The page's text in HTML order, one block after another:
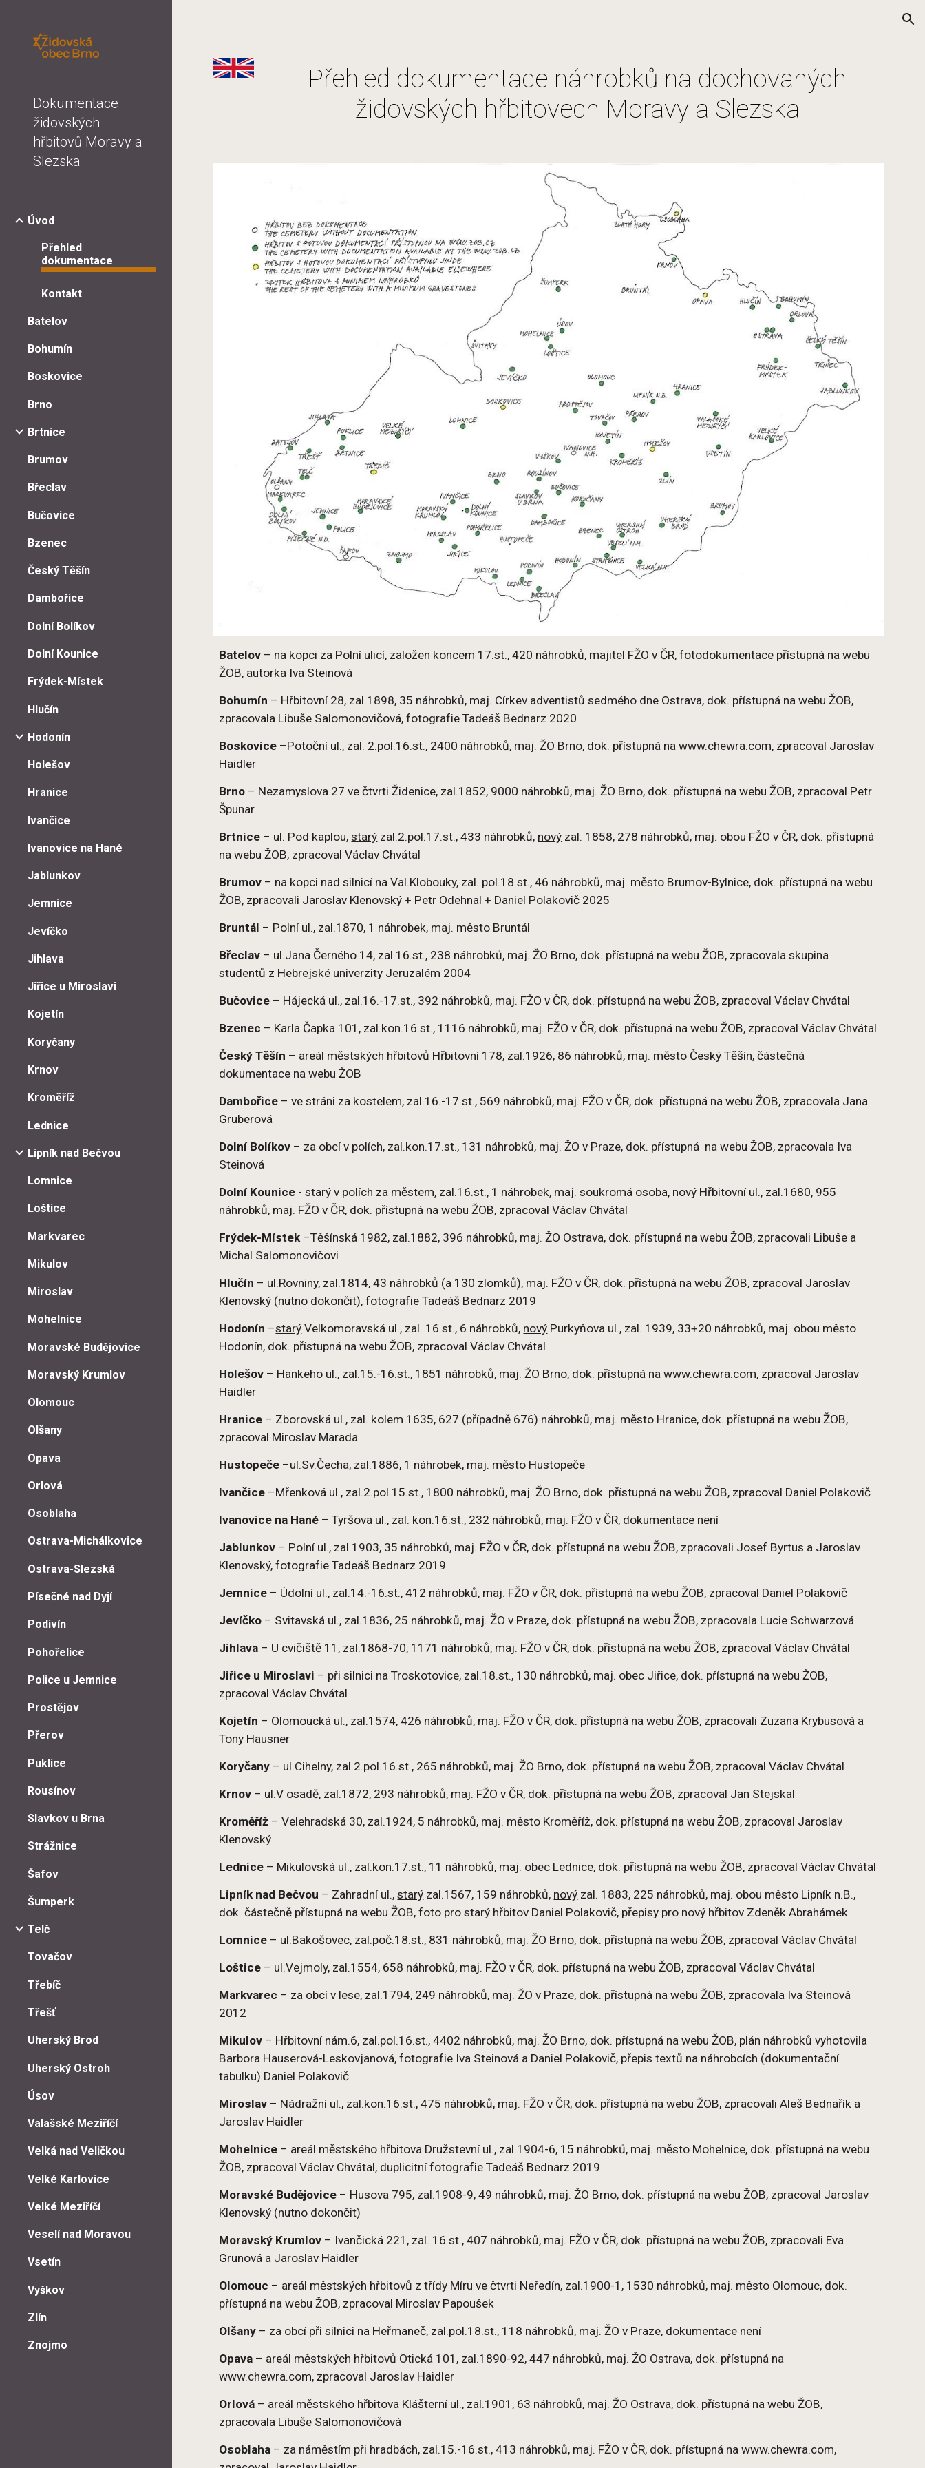
Dokumentace
židovských
hřbitovů Moravy a
Slezska
Úvod
Přehled
dokumentace
Kontakt
Batelov
Bohumín
Boskovice
Brno
Brtnice
Brumov
Břeclav
Bučovice
Bzenec
Český Těšín
Dambořice
Dolní Bolíkov
Dolní Kounice
Frýdek-Místek
Hlučín
Hodonín
Holešov
Hranice
Ivančice
Ivanovice na Hané
Jablunkov
Jemnice
Jevíčko
Jihlava
Jiřice u Miroslavi
Kojetín
Koryčany
Krnov
Kroměříž
Lednice
Lipník nad Bečvou
Lomnice
Loštice
Markvarec
Mikulov
Miroslav
Mohelnice
Moravské Budějovice
Moravský Krumlov
Olomouc
Olšany
Opava
Orlová
Osoblaha
Ostrava-Michálkovice
Ostrava-Slezská
Písečné nad Dyjí
Podivín
Pohořelice
Police u Jemnice
Prostějov
Přerov
Puklice
Rousínov
Slavkov u Brna
Strážnice
Šafov
Šumperk
Telč
Tovačov
Třebíč
Třešť
Uherský Brod
Uherský Ostroh
Úsov
Valašské Meziříčí
Velká nad Veličkou
Velké Karlovice
Velké Meziříčí
Veselí nad Moravou
Vsetín
Vyškov
Zlín
Znojmo
Přehled dokumentace náhrobků na dochovaných
židovských hřbitovech Moravy a Slezska
Batelov – na kopci za Polní ulicí, založen koncem 17.st., 420 náhrobků, majitel FŽO v ČR, fotodokumentace přístupná na webu
ŽOB, autorka Iva Steinová
Bohumín – Hřbitovní 28, zal.1898, 35 náhrobků, maj. Církev adventistů sedmého dne Ostrava, dok. přístupná na webu ŽOB,
zpracovala Libuše Salomonovičová, fotografie Tadeáš Bednarz 2020
Boskovice –Potoční ul., zal. 2.pol.16.st., 2400 náhrobků, maj. ŽO Brno, dok. přístupná na www.chewra.com, zpracoval Jaroslav
Haidler
Brno – Nezamyslova 27 ve čtvrti Židenice, zal.1852, 9000 náhrobků, maj. ŽO Brno, dok. přístupná na webu ŽOB, zpracoval Petr
Špunar
Brtnice – ul. Pod kaplou,starý zal.2.pol.17.st., 433 náhrobků, nový zal. 1858, 278 náhrobků, maj. obou FŽO v ČR, dok. přístupná
na webu ŽOB, zpracoval Václav Chvátal
Brumov – na kopci nad silnicí na Val.Klobouky, zal. pol.18.st., 46 náhrobků, maj. město Brumov-Bylnice, dok. přístupná na webu
ŽOB, zpracovali Jaroslav Klenovský + Petr Odehnal + Daniel Polakovič 2025
Bruntál – Polní ul., zal.1870, 1 náhrobek, maj. město Bruntál
Břeclav – ul.Jana Černého 14, zal.16.st., 238 náhrobků, maj. ŽO Brno, dok. přístupná na webu ŽOB, zpracovala skupina
studentů z Hebrejské univerzity Jeruzalém 2004
Bučovice – Hájecká ul., zal.16.-17.st., 392 náhrobků, maj. FŽO v ČR, dok. přístupná na webu ŽOB, zpracoval Václav Chvátal
Bzenec – Karla Čapka 101, zal.kon.16.st., 1116 náhrobků, maj. FŽO v ČR, dok. přístupná na webu ŽOB, zpracoval Václav Chvátal
Český Těšín – areál městských hřbitovů Hřbitovní 178, zal.1926, 86 náhrobků, maj. město Český Těšín, částečná
dokumentace na webu ŽOB
Dambořice – ve stráni za kostelem, zal.16.-17.st., 569 náhrobků, maj. FŽO v ČR, dok. přístupná na webu ŽOB, zpracovala Jana
Gruberová
Dolní Bolíkov – za obcí v polích, zal.kon.17.st., 131 náhrobků, maj. ŽO v Praze, dok. přístupná na webu ŽOB, zpracovala Iva
Steinová
Dolní Kounice - starý v polích za městem, zal.16.st., 1 náhrobek, maj. soukromá osoba, nový Hřbitovní ul., zal.1680, 955
náhrobků, maj. FŽO v ČR, dok. přístupná na webu ŽOB, zpracoval Václav Chvátal
Frýdek-Místek –Těšínská 1982, zal.1882, 396 náhrobků, maj. ŽO Ostrava, dok. přístupná na webu ŽOB, zpracovali Libuše a
Michal Salomonovičovi
Hlučín – ul.Rovniny, zal.1814, 43 náhrobků (a 130 zlomků), maj. FŽO v ČR, dok. přístupná na webu ŽOB, zpracoval Jaroslav
Klenovský (nutno dokončit), fotografie Tadeáš Bednarz 2019
Hodonín –starý Velkomoravská ul., zal. 16.st., 6 náhrobků, nový Purkyňova ul., zal. 1939, 33+20 náhrobků, maj. obou město
Hodonín, dok. přístupná na webu ŽOB, zpracoval Václav Chvátal
Holešov – Hankeho ul., zal.15.-16.st., 1851 náhrobků, maj. ŽO Brno, dok. přístupná na www.chewra.com, zpracoval Jaroslav
Haidler
Hranice – Zborovská ul., zal. kolem 1635, 627 (případně 676) náhrobků, maj. město Hranice, dok. přístupná na webu ŽOB,
zpracoval Miroslav Marada
Hustopeče –ul.Sv.Čecha, zal.1886, 1 náhrobek, maj. město Hustopeče
Ivančice –Mřenková ul., zal.2.pol.15.st., 1800 náhrobků, maj. ŽO Brno, dok. přístupná na webu ŽOB, zpracoval Daniel Polakovič
Ivanovice na Hané – Tyršova ul., zal. kon.16.st., 232 náhrobků, maj. FŽO v ČR, dokumentace není
Jablunkov – Polní ul., zal.1903, 35 náhrobků, maj. FŽO v ČR, dok. přístupná na webu ŽOB, zpracovali Josef Byrtus a Jaroslav
Klenovský, fotografie Tadeáš Bednarz 2019
Jemnice – Údolní ul., zal.14.-16.st., 412 náhrobků, maj. FŽO v ČR, dok. přístupná na webu ŽOB, zpracoval Daniel Polakovič
Jevíčko – Svitavská ul., zal.1836, 25 náhrobků, maj. ŽO v Praze, dok. přístupná na webu ŽOB, zpracovala Lucie Schwarzová
Jihlava – U cvičiště 11, zal.1868-70, 1171 náhrobků, maj. FŽO v ČR, dok. přístupná na webu ŽOB, zpracoval Václav Chvátal
Jiřice u Miroslavi – při silnici na Troskotovice, zal.18.st., 130 náhrobků, maj. obec Jiřice, dok. přístupná na webu ŽOB,
zpracovalVáclav Chvátal
Kojetín – Olomoucká ul., zal.1574, 426 náhrobků, maj. FŽO v ČR, dok. přístupná na webu ŽOB, zpracovali Zuzana Krybusová a
Tony Hausner
Koryčany – ul.Cihelny, zal.2.pol.16.st., 265 náhrobků, maj. ŽO Brno, dok. přístupná na webu ŽOB, zpracoval Václav Chvátal
Krnov – ul.V osadě, zal.1872, 293 náhrobků, maj. FŽO v ČR, dok. přístupná na webu ŽOB, zpracoval Jan Stejskal
Kroměříž – Velehradská 30, zal.1924, 5 náhrobků, maj. město Kroměříž, dok. přístupná na webu ŽOB, zpracoval Jaroslav
Klenovský
Lednice – Mikulovská ul., zal.kon.17.st., 11 náhrobků, maj. obec Lednice, dok. přístupná na webu ŽOB, zpracoval Václav Chvátal
Lipník nad Bečvou – Zahradní ul.,starý zal.1567, 159 náhrobků, nový zal. 1883, 225 náhrobků, maj. obou město Lipník n.B.,
dok. částečně přístupná na webu ŽOB, foto pro starý hřbitov Daniel Polakovič, přepisy pro nový hřbitov Zdeněk Abrahámek
Lomnice – ul.Bakošovec, zal.poč.18.st., 831 náhrobků, maj. ŽO Brno, dok. přístupná na webu ŽOB, zpracoval Václav Chvátal
Loštice – ul.Vejmoly, zal.1554, 658 náhrobků, maj. FŽO v ČR, dok. přístupná na webu ŽOB, zpracoval Václav Chvátal
Markvarec – za obcí v lese, zal.1794, 249 náhrobků, maj. ŽO v Praze, dok. přístupná na webu ŽOB, zpracovala Iva Steinová
2012
Mikulov – Hřbitovní nám.6, zal.pol.16.st., 4402 náhrobků, maj. ŽO Brno, dok. přístupná na webu ŽOB, plán náhrobků vyhotovila
Barbora Hauserová-Leskovjanová, fotografie Iva Steinová a Daniel Polakovič, přepis textů na náhrobcích (dokumentační
tabulku) Daniel Polakovič
Miroslav – Nádražní ul., zal.kon.16.st., 475 náhrobků, maj. FŽO v ČR, dok. přístupná na webu ŽOB, zpracovali Aleš Bednařík a
Jaroslav Haidler
Mohelnice – areál městského hřbitova Družstevní ul., zal.1904-6, 15 náhrobků, maj. město Mohelnice, dok. přístupná na webu
ŽOB, zpracoval Václav Chvátal, duplicitní fotografie Tadeáš Bednarz 2019
Moravské Budějovice – Husova 795, zal.1908-9, 49 náhrobků, maj. ŽO Brno, dok. přístupná na webu ŽOB, zpracoval Jaroslav
Klenovský (nutno dokončit)
Moravský Krumlov – Ivančická 221, zal. 16.st., 407 náhrobků, maj. FŽO v ČR, dok. přístupná na webu ŽOB, zpracovali Eva
Grunová a Jaroslav Haidler
Olomouc – areál městských hřbitovů z třídy Míru ve čtvrti Neředín, zal.1900-1, 1530 náhrobků, maj. město Olomouc, dok.
přístupná na webu ŽOB, zpracoval Miroslav Papoušek
Olšany – za obcí při silnici na Heřmaneč, zal.pol.18.st., 118 náhrobků, maj. ŽO v Praze, dokumentace není
Opava – areál městských hřbitovů Otická 101, zal.1890-92, 447 náhrobků, maj. ŽO Ostrava, dok. přístupná na
www.chewra.com, zpracoval Jaroslav Haidler
Orlová – areál městského hřbitova Klášterní ul., zal.1901, 63 náhrobků, maj. ŽO Ostrava, dok. přístupná na webu ŽOB,
zpracovala Libuše Salomonovičová
Osoblaha – za náměstím při hradbách, zal.15.-16.st., 413 náhrobků, maj. FŽO v ČR, dok. přístupná na www.chewra.com,